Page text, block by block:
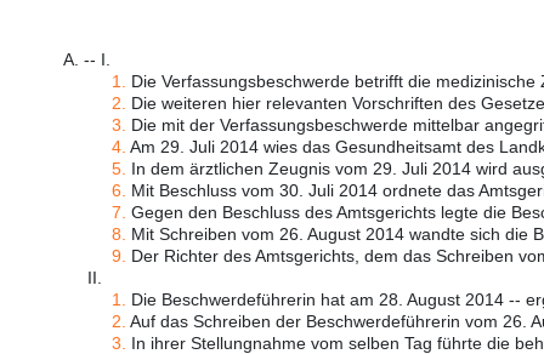
A. -- I.
1.
Die Verfassungsbeschwerde betrifft die medizinische
2.
Die weiteren hier relevanten Vorschriften des
3.
Die mit der Verfassungsbeschwerde mittelbar
4. Am 29. Juli 2014 wies das Gesundheitsamt des
5. In dem ärztlichen Zeugnis vom 29. Juli 2014 wird
6.
Mit Beschluss vom 30. Juli 2014 ordnete das
7. Gegen den Beschluss des Amtsgerichts legte die
8.
Mit Schreiben vom 26. August 2014 wandte sich die
9. Der Richter des Amtsgerichts, dem das Schreiben
II.
1.
Die Beschwerdeführerin hat am 28. August 2014 --
2. Auf das Schreiben der Beschwerdeführerin vom 26.
3.
In ihrer Stellungnahme vom selben Tag führte die